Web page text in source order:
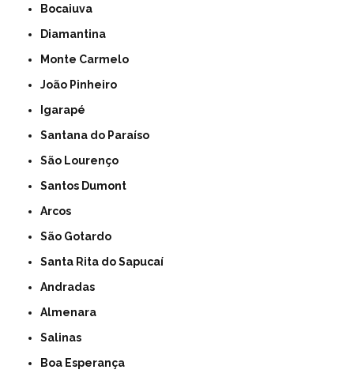
Bocaiuva
Diamantina
Monte Carmelo
João Pinheiro
Igarapé
Santana do Paraíso
São Lourenço
Santos Dumont
Arcos
São Gotardo
Santa Rita do Sapucaí
Andradas
Almenara
Salinas
Boa Esperança